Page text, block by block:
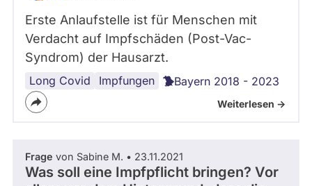
Erste Anlaufstelle ist für Menschen mit
Verdacht auf Impfschäden (Post-Vac-
Syndrom) der Hausarzt.
Long Covid Impfungen
Gesundheitspolitik Bayern 2018 - 2023
Weiterlesen ->
Frage von Sabine M. • 23.11.2021
Was soll eine Impfpflicht bringen? Vor